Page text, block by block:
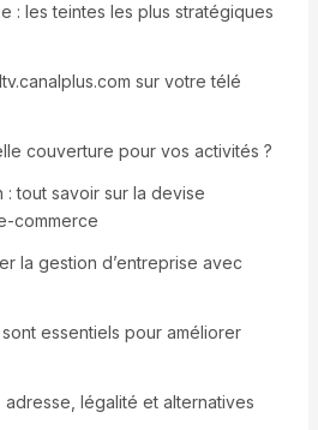
: les teintes les plus stratégiques
sur votre télé
couverture pour vos activités ?
: tout savoir sur la devise
commerce
la gestion d’entreprise avec
essentiels pour améliorer
légalité et alternatives